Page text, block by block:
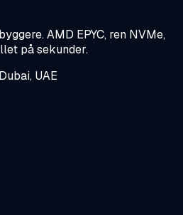
AMD EPYC, ren NVMe,
på sekunder.
UAE